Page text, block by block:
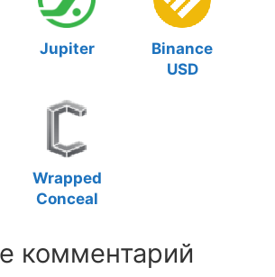
Jupiter
Binance
USD
Wrapped
Conceal
комментарий